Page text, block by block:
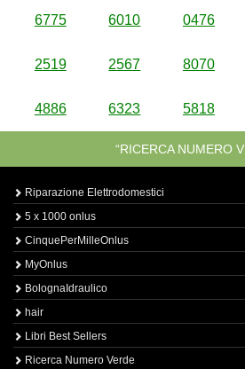
6775 6010 0476
2519 2567 8070
4886 6323 5818
“RICERCA NUMERO
Riparazione Elettrodomestici
5 x 1000 onlus
CinquePerMilleOnlus
MyOnlus
BolognaIdraulico
hair
Libri Best Sellers
Ricerca Numero Verde